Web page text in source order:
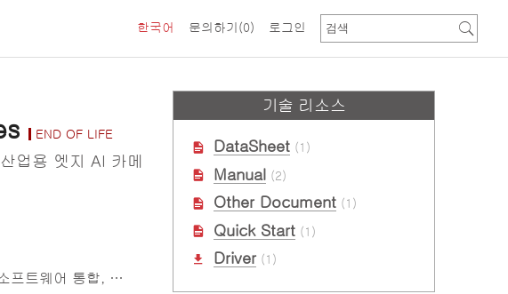
문의하기 (0)
한국어 로그인
END OF LIFE
업용 엣지 AI 카메
합, 즉시 배치 가능
기술 리소스
DataSheet (1)
Manual (2)
Other Document (1)
Quick Start (1)
Driver (1)